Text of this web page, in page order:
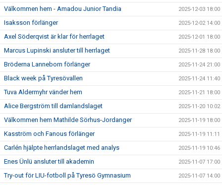
Välkommen hem - Amadou Junior Tandia 2025-12-03 18:00
Isaksson förlänger 2025-12-02 14:00
Axel Söderqvist är klar för herrlaget 2025-12-01 18:00
Marcus Lupinski ansluter till herrlaget 2025-11-28 18:00
Bröderna Lanneborn förlänger 2025-11-24 21:00
Black week på Tyresövallen 2025-11-24 11:40
Tuva Aldermyhr vänder hem 2025-11-21 18:00
Alice Bergström till damlandslaget 2025-11-20 10:02
Välkommen hem Mathilde Sörhus-Jordanger 2025-11-19 18:00
Kasström och Fanous förlänger 2025-11-19 11:11
Carlén hjälpte herrlandslaget med analys 2025-11-19 10:46
Enes Ünlü ansluter till akademin 2025-11-07 17:00
Try-out för LIU-fotboll på Tyresö Gymnasium 2025-11-07 14:00